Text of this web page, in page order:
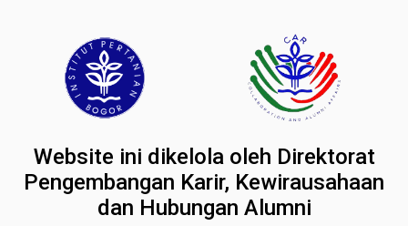
Website ini dikelola oleh Direktorat
Pengembangan Karir, Kewirausahaan
dan Hubungan Alumni